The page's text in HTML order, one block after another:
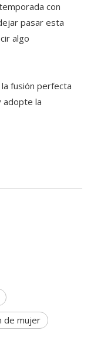
con
pasar esta
algo
fusión perfecta
adopte la
de mujer